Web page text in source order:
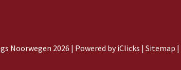
Noorwegen 2026 | Powered by iClicks | Sitemap |